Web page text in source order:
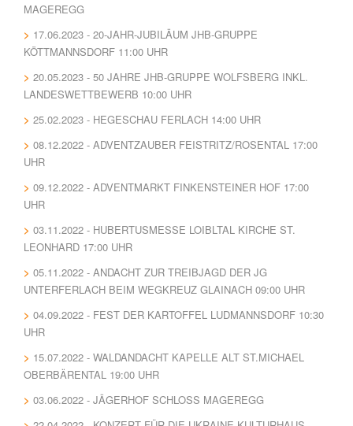
MAGEREGG
17.06.2023 - 20-JAHR-JUBILÄUM JHB-GRUPPE
KÖTTMANNSDORF 11:00 UHR
20.05.2023 - 50 JAHRE JHB-GRUPPE WOLFSBERG INKL.
LANDESWETTBEWERB 10:00 UHR
25.02.2023 - HEGESCHAU FERLACH 14:00 UHR
08.12.2022 - ADVENTZAUBER FEISTRITZ/ROSENTAL 17:00
UHR
09.12.2022 - ADVENTMARKT FINKENSTEINER HOF 17:00
UHR
03.11.2022 - HUBERTUSMESSE LOIBLTAL KIRCHE ST.
LEONHARD 17:00 UHR
05.11.2022 - ANDACHT ZUR TREIBJAGD DER JG
UNTERFERLACH BEIM WEGKREUZ GLAINACH 09:00 UHR
04.09.2022 - FEST DER KARTOFFEL LUDMANNSDORF 10:30
UHR
15.07.2022 - WALDANDACHT KAPELLE ALT ST.MICHAEL
OBERBÄRENTAL 19:00 UHR
03.06.2022 - JÄGERHOF SCHLOSS MAGEREGG